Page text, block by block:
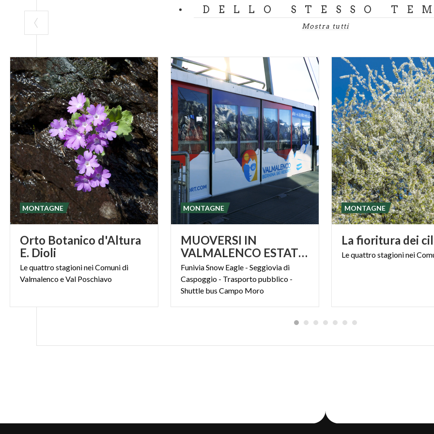
DELLO STESSO
Mostra tutti
Orto Botanico d'Altura
E. Dioli
LequattrostagionineiComunidi
ValmalencoeVal Poschiavo
MONTAGNE
MUOVERSI IN
VALMALENCO ESTATE 2026
Funivia Snow Eagle - Seggiovia di
Caspoggio - Trasporto pubblico -
Shuttle bus Campo Moro
MONTAGNE
La fioritura dei
Lequattrostagioninei
MONTAGNE